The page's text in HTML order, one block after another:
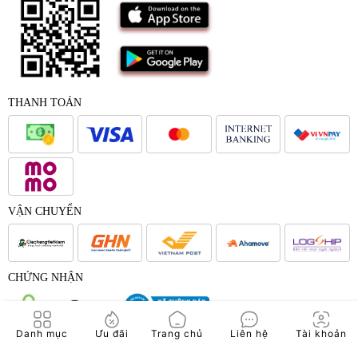
Danh mục Ưu đãi Trang chủ Liên hệ Tài khoản
THANH TOÁN
VẬN CHUYỂN
CHỨNG NHẬN